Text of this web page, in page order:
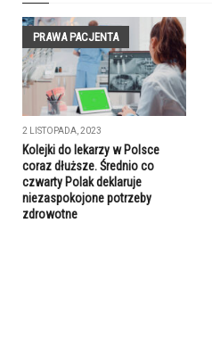
PRAWA PACJENTA
2 LISTOPADA, 2023
Kolejki do lekarzy w Polsce
coraz dłuższe. Średnio co
czwarty Polak deklaruje
niezaspokojone potrzeby
zdrowotne